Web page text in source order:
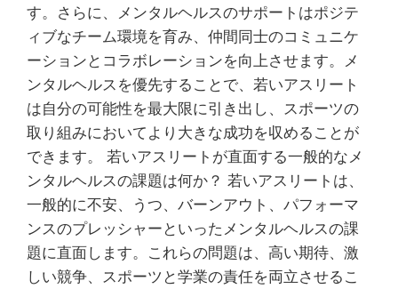
す。さらに、メンタルヘルスのサポートはポジテ
ィブなチーム環境を育み、仲間同士のコミュニケ
ーションとコラボレーションを向上させます。メ
ンタルヘルスを優先することで、若いアスリート
は自分の可能性を最大限に引き出し、スポーツの
取り組みにおいてより大きな成功を収めることが
できます。 若いアスリートが直面する一般的なメ
ンタルヘルスの課題は何か？ 若いアスリートは、
一般的に不安、うつ、バーンアウト、パフォーマ
ンスのプレッシャーといったメンタルヘルスの課
題に直面します。これらの問題は、高い期待、激
しい競争、スポーツと学業の責任を両立させるこ